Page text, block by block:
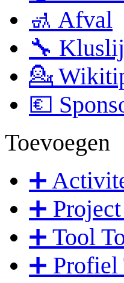
🚮 Afval
🔧
💁
💶
Toevoegen
➕
➕
➕ Tool
➕ Profiel